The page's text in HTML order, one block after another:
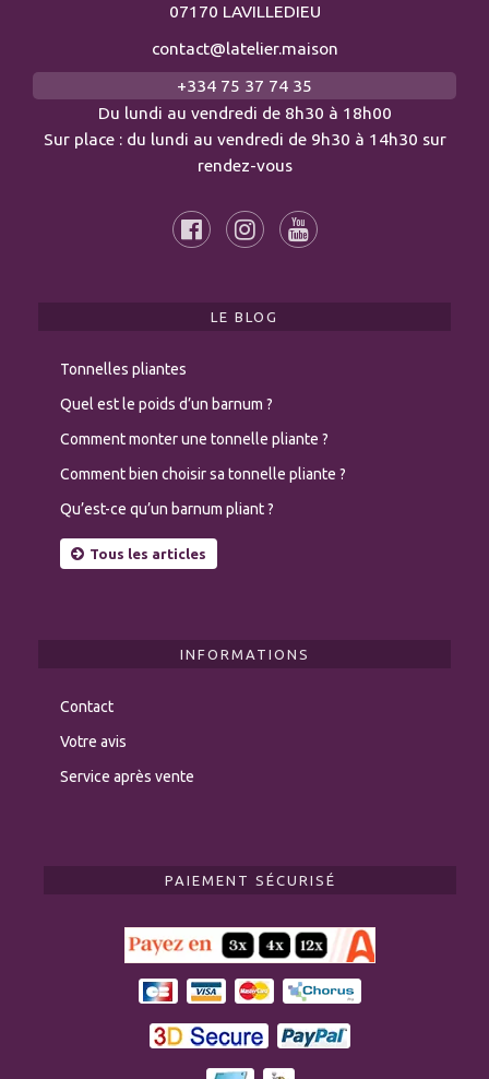
07170 LAVILLEDIEU
contact@latelier.maison
+334 75 37 74 35
Du lundi au vendredi de 8h30 à 18h00
Sur place : du lundi au vendredi de 9h30 à 14h30 sur
rendez-vous
LE BLOG
Tonnelles pliantes
Quel est le poids d’un barnum ?
Comment monter une tonnelle pliante ?
Comment bien choisir sa tonnelle pliante ?
Qu’est-ce qu’un barnum pliant ?
Tous les articles
INFORMATIONS
Contact
Votre avis
Service après vente
PAIEMENT SÉCURISÉ